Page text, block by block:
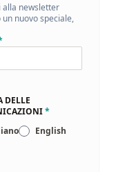
alla newsletter
nuovo speciale,
DELLE
*
English